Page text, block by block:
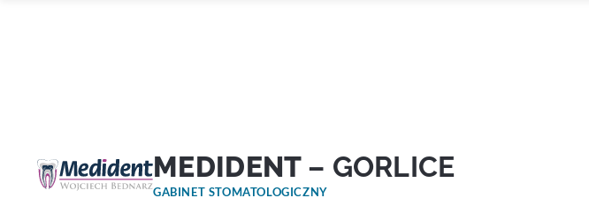
MEDIDENT – GORLICE
GABINET STOMATOLOGICZNY